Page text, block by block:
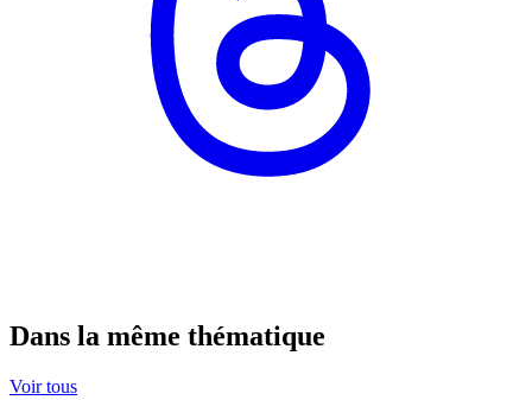
Dans la même thématique
Voir tous